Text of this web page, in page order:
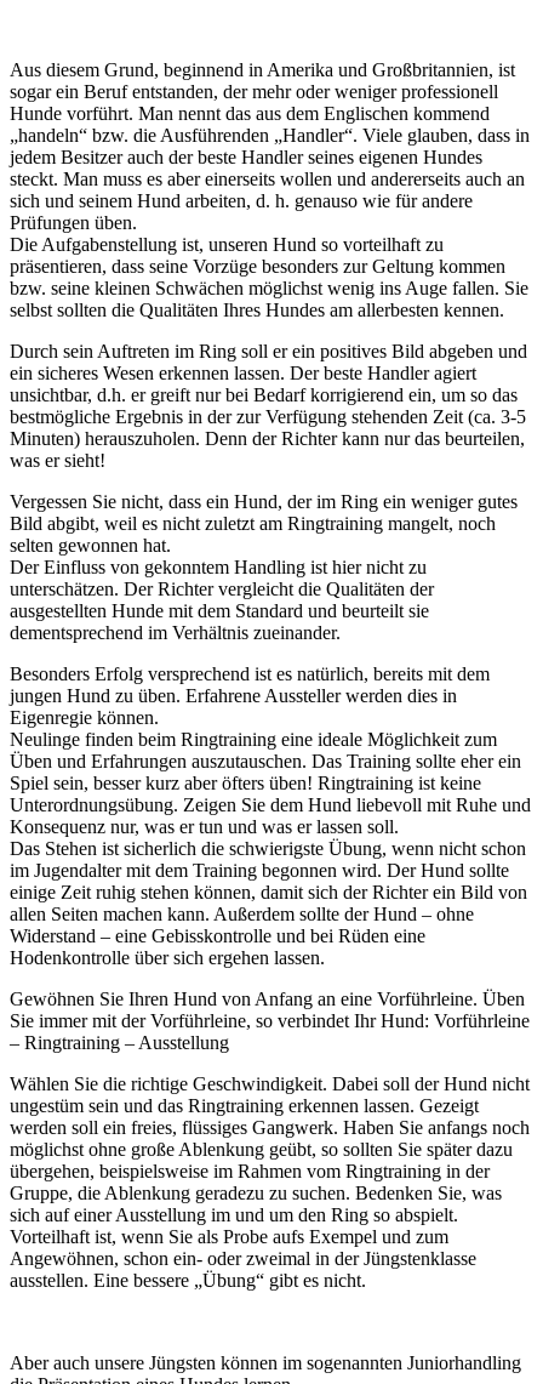
Aus diesem Grund, beginnend in Amerika und Großbritannien, ist
sogar ein Beruf entstanden, der mehr oder weniger professionell
Hunde vorführt. Man nennt das aus dem Englischen kommend
„handeln“ bzw. die Ausführenden „Handler“. Viele glauben, dass in
jedem Besitzer auch der beste Handler seines eigenen Hundes
steckt. Man muss es aber einerseits wollen und andererseits auch an
sich und seinem Hund arbeiten, d. h. genauso wie für andere
Prüfungen üben.
Die Aufgabenstellung ist, unseren Hund so vorteilhaft zu
präsentieren, dass seine Vorzüge besonders zur Geltung kommen
bzw. seine kleinen Schwächen möglichst wenig ins Auge fallen. Sie
selbst sollten die Qualitäten Ihres Hundes am allerbesten kennen.
Durch sein Auftreten im Ring soll er ein positives Bild abgeben und
ein sicheres Wesen erkennen lassen. Der beste Handler agiert
unsichtbar, d.h. er greift nur bei Bedarf korrigierend ein, um so das
bestmögliche Ergebnis in der zur Verfügung stehenden Zeit (ca. 3-5
Minuten) herauszuholen. Denn der Richter kann nur das beurteilen,
was er sieht!
Vergessen Sie nicht, dass ein Hund, der im Ring ein weniger gutes
Bild abgibt, weil es nicht zuletzt am Ringtraining mangelt, noch
selten gewonnen hat.
Der Einfluss von gekonntem Handling ist hier nicht zu
unterschätzen. Der Richter vergleicht die Qualitäten der
ausgestellten Hunde mit dem Standard und beurteilt sie
dementsprechend im Verhältnis zueinander.
Besonders Erfolg versprechend ist es natürlich, bereits mit dem
jungen Hund zu üben. Erfahrene Aussteller werden dies in
Eigenregie können.
Neulinge finden beim Ringtraining eine ideale Möglichkeit zum
Üben und Erfahrungen auszutauschen. Das Training sollte eher ein
Spiel sein, besser kurz aber öfters üben! Ringtraining ist keine
Unterordnungsübung. Zeigen Sie dem Hund liebevoll mit Ruhe und
Konsequenz nur, was er tun und was er lassen soll.
Das Stehen ist sicherlich die schwierigste Übung, wenn nicht schon
im Jugendalter mit dem Training begonnen wird. Der Hund sollte
einige Zeit ruhig stehen können, damit sich der Richter ein Bild von
allen Seiten machen kann. Außerdem sollte der Hund – ohne
Widerstand – eine Gebisskontrolle und bei Rüden eine
Hodenkontrolle über sich ergehen lassen.
Gewöhnen Sie Ihren Hund von Anfang an eine Vorführleine. Üben
Sie immer mit der Vorführleine, so verbindet Ihr Hund: Vorführleine
– Ringtraining – Ausstellung
Wählen Sie die richtige Geschwindigkeit. Dabei soll der Hund nicht
ungestüm sein und das Ringtraining erkennen lassen. Gezeigt
werden soll ein freies, flüssiges Gangwerk. Haben Sie anfangs noch
möglichst ohne große Ablenkung geübt, so sollten Sie später dazu
übergehen, beispielsweise im Rahmen vom Ringtraining in der
Gruppe, die Ablenkung geradezu zu suchen. Bedenken Sie, was
sich auf einer Ausstellung im und um den Ring so abspielt.
Vorteilhaft ist, wenn Sie als Probe aufs Exempel und zum
Angewöhnen, schon ein- oder zweimal in der Jüngstenklasse
ausstellen. Eine bessere „Übung“ gibt es nicht.
Aber auch unsere Jüngsten können im sogenannten Juniorhandling